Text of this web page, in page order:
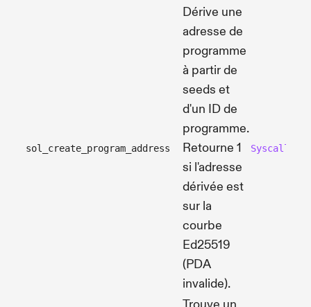
sol_create_program_address
Dérive une
adresse de
programme
à partir de
seeds et
d'un ID de
programme.
Retourne 1
si l'adresse
dérivée est
sur la
courbe
Ed25519
(PDA
invalide).